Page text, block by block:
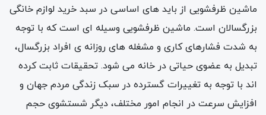
ماشین ظرفشویی از باید های اساسی در سبد خرید لوازم خانگی
بزرگسالان است. ماشین ظرفشویی وسیله ای است که با توجه
به شدت فشارهای کاری و مشغله های روزانه ی افراد بزرگسال،
تبدیل به عضوی حیاتی در خانه می شود. تحقیقات ثابت کرده
اند با توجه به تغییرات گسترده در سبک زندگی مردم جهان و
افزایش سرعت در انجام امور مختلف، دیگر شستشوی حجم